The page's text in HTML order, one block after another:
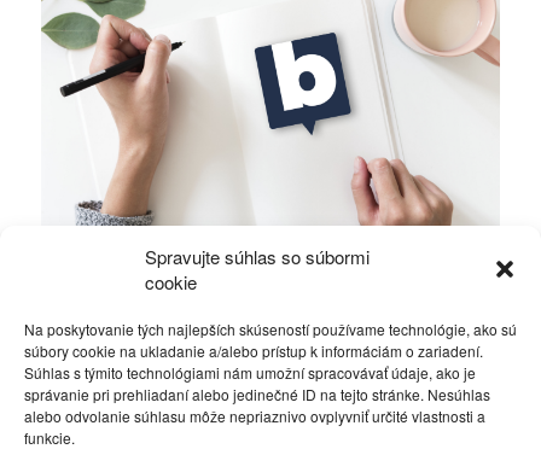
Spravujte súhlas so súbormi
cookie
Na poskytovanie tých najlepších skúseností používame technológie, ako sú
súbory cookie na ukladanie a/alebo prístup k informáciám o zariadení.
Súhlas s týmito technológiami nám umožní spracovávať údaje, ako je
správanie pri prehliadaní alebo jedinečné ID na tejto stránke. Nesúhlas
alebo odvolanie súhlasu môže nepriaznivo ovplyvniť určité vlastnosti a
funkcie.
Ficova vláda a médiá…
Politika 4. decembra 2023